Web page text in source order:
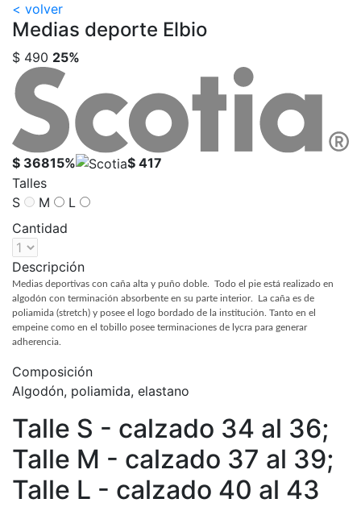
< volver
Medias deporte Elbio
$ 490 25%
$ 36815%
$ 417
Talles
S
M
L
Cantidad
Descripción
Medias deportivas con caña alta y puño doble. Todo el pie está realizado en
algodón con terminación absorbente en su parte interior. La caña es de
poliamida (stretch) y posee el logo bordado de la institución. Tanto en el
empeine como en el tobillo posee terminaciones de lycra para generar
adherencia.
Composición
Algodón, poliamida, elastano
Talle S - calzado 34 al 36;
Talle M - calzado 37 al 39;
Talle L - calzado 40 al 43